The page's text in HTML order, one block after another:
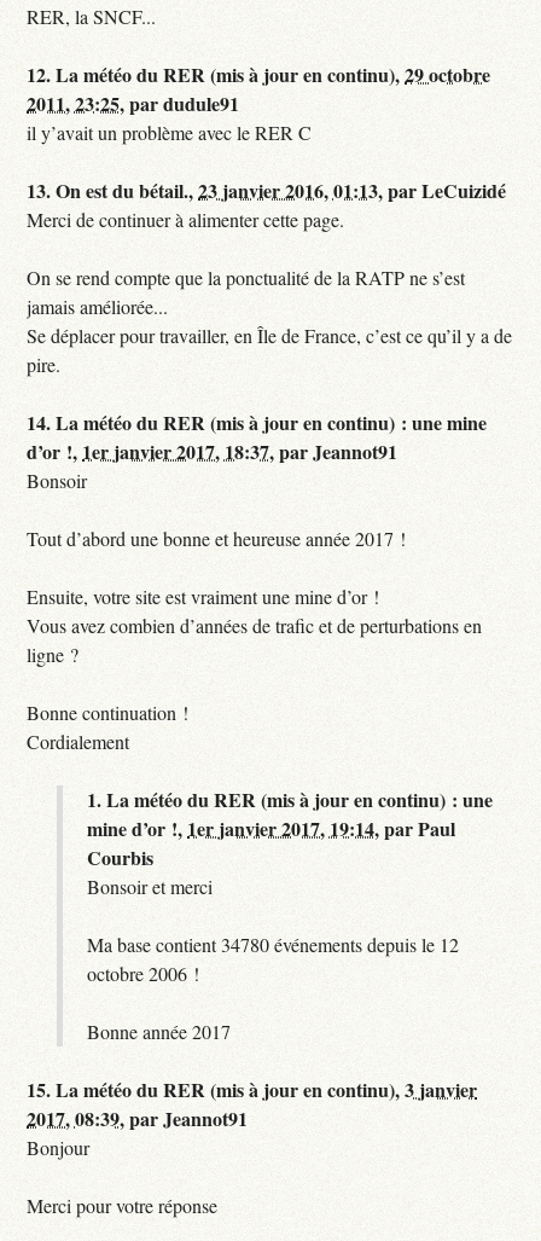
RER, la SNCF...
12.La météo du RER (mis à jour en continu),29 octobre
2011, 23:25,pardudule91
il y’avait un problème avec le RER C
13.On est du bétail.,23 janvier 2016, 01:13,parLeCuizidé
Merci de continuer à alimenter cette page.
On se rend compte que la ponctualité de la RATP ne s’est
jamais améliorée...
Se déplacer pour travailler, en Île de France, c’est ce qu’il y a de
pire.
14.La météo du RER (mis à jour en continu) : une mine
d’or !, 1er janvier 2017, 18:37,parJeannot91
Bonsoir
Tout d’abord une bonne et heureuse année 2017 !
Ensuite, votre site est vraiment une mine d’or !
Vous avez combien d’années de trafic et de perturbations en
ligne ?
Bonne continuation !
Cordialement
1.La météo du RER (mis à jour en continu) : une
mine d’or !, 1er janvier 2017, 19:14,parPaul
Courbis
Bonsoir et merci
Ma base contient 34780 événements depuis le 12
octobre 2006 !
Bonne année 2017
15.La météo du RER (mis à jour en continu),3 janvier
2017, 08:39,parJeannot91
Bonjour
Merci pour votre réponse